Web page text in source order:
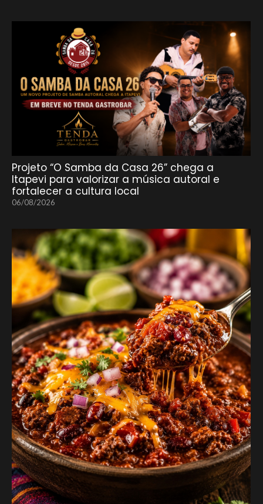
Projeto “O Samba da Casa 26” chega a
Itapevi para valorizar a música autoral e
fortalecer a cultura local
06/08/2026